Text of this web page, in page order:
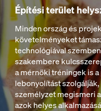
Építési terület
Minden ország és
követelményeket
technológiával
szakembere
a mérnöki tréningek is
lebonyolítást
személyzet megismeri
azok helyes